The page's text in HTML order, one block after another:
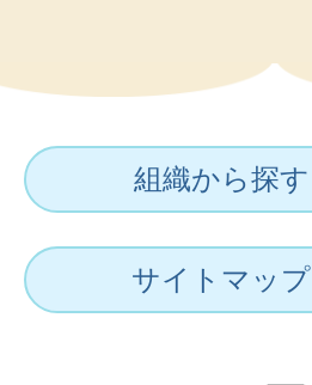
組織から探す
サイトマップ